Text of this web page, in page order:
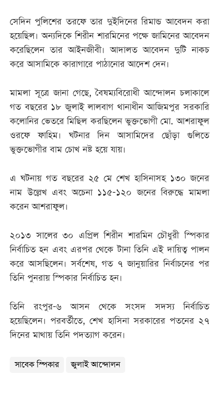
সেদিন পুলিশের তরফে তার দুইদিনের রিমান্ড আবেদন করা
হয়েছিল। অন্যদিকে শিরীন শারমিনের পক্ষে জামিনের আবেদন
করেছিলেন তার আইনজীবী। আদালত আবেদন দুটি নাকচ
করে আসামিকে কারাগারে পাঠানোর আদেশ দেন।
মামলা সূত্রে জানা গেছে, বৈষম্যবিরোধী আন্দোলন চলাকালে
গত বছরের ১৮ জুলাই লালবাগ থানাধীন আজিমপুর সরকারি
কলোনির ভেতরে মিছিল করছিলেন ভুক্তভোগী মো. আশরাফুল
ওরফে ফাহিম। ঘটনার দিন আসামিদের ছোঁড়া গুলিতে
ভুক্তভোগীর বাম চোখ নষ্ট হয়ে যায়।
এ ঘটনায় গত বছরের ২৫ মে শেখ হাসিনাসহ ১৩০ জনের
নাম উল্লেখ এবং অচেনা ১১৫-১২০ জনের বিরুদ্ধে মামলা
করেন আশরাফুল।
২০১৩ সালের ৩০ এপ্রিল শিরীন শারমিন চৌধুরী স্পিকার
নির্বাচিত হন এবং এরপর থেকে টানা তিনি এই দায়িত্ব পালন
করে আসছিলেন। সর্বশেষ, গত ৭ জানুয়ারির নির্বাচনের পর
তিনি পুনরায় স্পিকার নির্বাচিত হন।
তিনি রংপুর-৬ আসন থেকে সংসদ সদস্য নির্বাচিত
হয়েছিলেন। পরবর্তীতে, শেখ হাসিনা সরকারের পতনের ২৭
দিনের মাথায় তিনি পদত্যাগ করেন।
সাবেক স্পিকার জুলাই আন্দোলন